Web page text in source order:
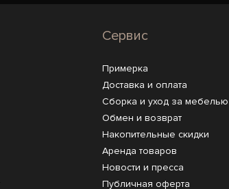
Сервис
Примерка
Доставка и оплата
Сборка и уход за мебелью
Обмен и возврат
Накопительные скидки
Аренда товаров
Новости и пресса
Публичная оферта